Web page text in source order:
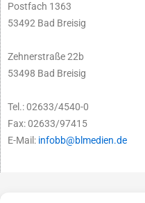
Postfach 1363
53492 Bad Breisig
Zehnerstraße 22b
53498 Bad Breisig
Tel.: 02633/4540-0
Fax: 02633/97415
E-Mail: infobb@blmedien.de